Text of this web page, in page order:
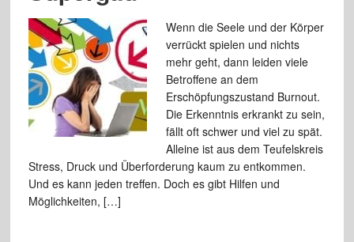
Wenn die Seele und der Körper
verrückt spielen und nichts
mehr geht, dann leiden viele
Betroffene an dem
Erschöpfungszustand Burnout.
Die Erkenntnis erkrankt zu sein,
fällt oft schwer und viel zu spät.
Alleine ist aus dem Teufelskreis
Stress, Druck und Überforderung kaum zu entkommen.
Und es kann jeden treffen. Doch es gibt Hilfen und
Möglichkeiten, […]